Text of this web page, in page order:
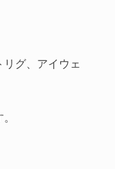
グ、アイウェ